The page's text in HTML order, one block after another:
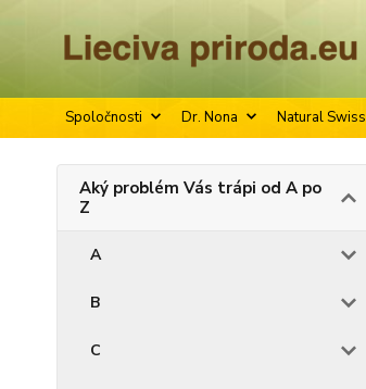
Spoločnosti Dr. Nona Natural Swiss
Aký problém Vás trápi od A po
Z
A
B
C